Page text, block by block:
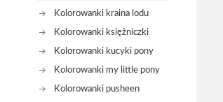
Kolorowanki kraina lodu
Kolorowanki księżniczki
Kolorowanki kucyki pony
Kolorowanki my little pony
Kolorowanki pusheen